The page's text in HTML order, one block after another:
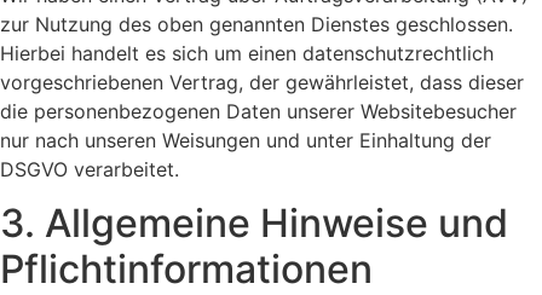
zur Nutzung des oben genannten Dienstes geschlossen.
Hierbei handelt es sich um einen datenschutzrechtlich
vorgeschriebenen Vertrag, der gewährleistet, dass dieser
die personenbezogenen Daten unserer Websitebesucher
nur nach unseren Weisungen und unter Einhaltung der
DSGVO verarbeitet.
3. Allgemeine Hinweise und
Pflicht­informationen